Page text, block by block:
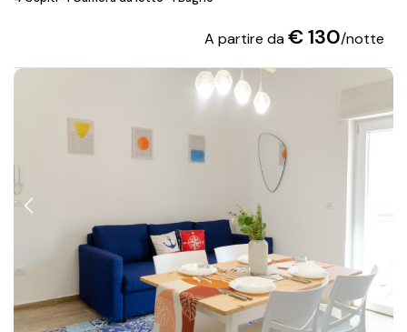
A partire da€ 130/notte